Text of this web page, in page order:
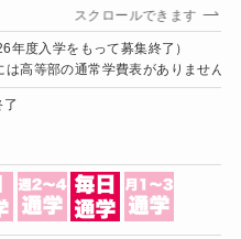
スクロールできます
年度入学をもって募集終了）
高等部の通常学費表がありません